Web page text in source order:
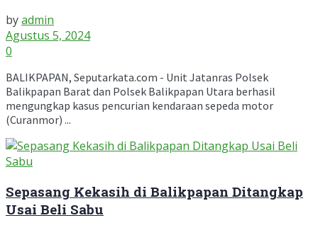
byadmin
Agustus 5, 2024
0
BALIKPAPAN, Seputarkata.com - Unit Jatanras Polsek
Balikpapan Barat dan Polsek Balikpapan Utara berhasil
mengungkap kasus pencurian kendaraan sepeda motor
(Curanmor) ...
Sepasang Kekasih di Balikpapan Ditangkap
Usai Beli Sabu